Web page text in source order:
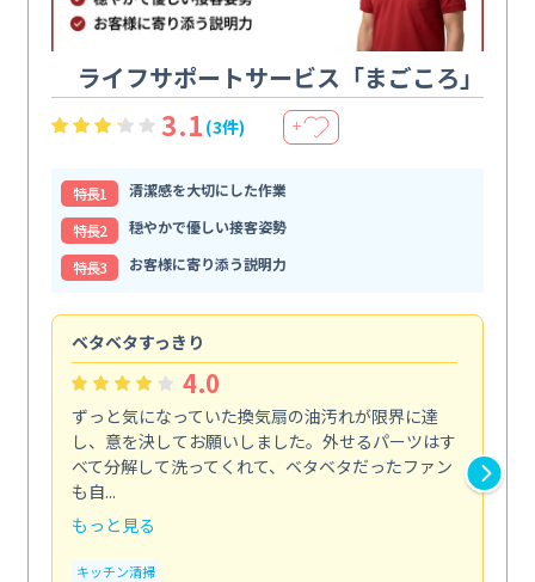
ライフサポートサービス「まごころ」
3.1 (3件) ＋
特⻑1
清潔感を大切にした作業
特⻑2
穏やかで優しい接客姿勢
特⻑3
お客様に寄り添う説明力
ベタベタすっきり
4.0
ずっと気になっていた換気扇の油汚れが限界に達
し、意を決してお願いしました。外せるパーツはす
べて分解して洗ってくれて、ベタベタだったファン
も自...
もっと見る
キッチン清掃